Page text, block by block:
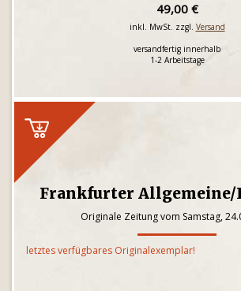
49,00 €
inkl. MwSt. zzgl. Versand
versandfertig innerhalb
1-2 Arbeitstage
Frankfurter
Originale Zeitung vom Samstag,
letztes verfügbares Originalexemplar!